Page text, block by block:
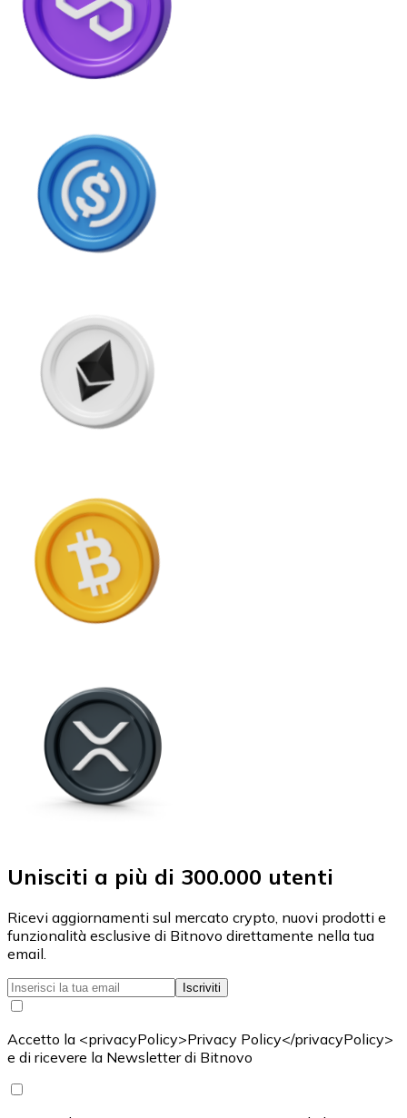
Unisciti a più di 300.000 utenti
Ricevi aggiornamenti sul mercato crypto, nuovi prodotti e
funzionalità esclusive di Bitnovo direttamente nella tua
email.
Iscriviti
Accetto la <privacyPolicy>Privacy Policy</privacyPolicy>
e di ricevere la Newsletter di Bitnovo